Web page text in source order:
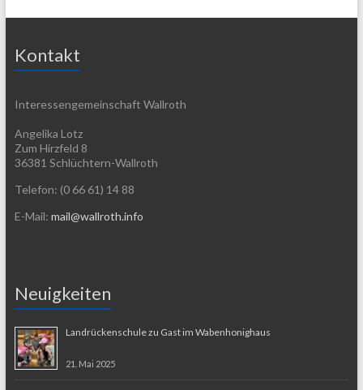
Kontakt
Interessengemeinschaft Wallroth
Angelika Lotz
Zum Hirzfeld 8
36381 Schlüchtern-Wallroth
Telefon: (0 66 61) 14 88
E-Mail: mail@wallroth.info
Neuigkeiten
Landrückenschule zu Gast im Wabenhonighaus
21. Mai 2025